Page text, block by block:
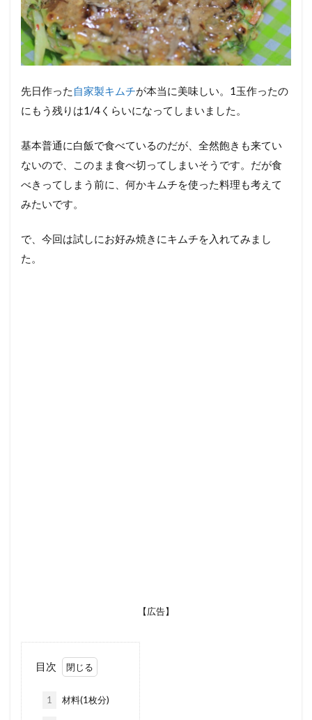
先日作った 自家製キムチが本当に美味しい。1玉作ったの
にもう残りは1/4くらいになってしまいました。
基本普通に白飯で食べているのだが、全然飽きも来てい
ないので、このまま食べ切ってしまいそうです。だが食
べきってしまう前に、何かキムチを使った料理も考えて
みたいです。
で、今回は試しにお好み焼きにキムチを入れてみまし
た。
【広告】
目次
1 材料(1枚分)